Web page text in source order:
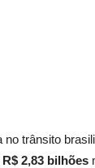
no trânsito
R$ 2,83 bilhões